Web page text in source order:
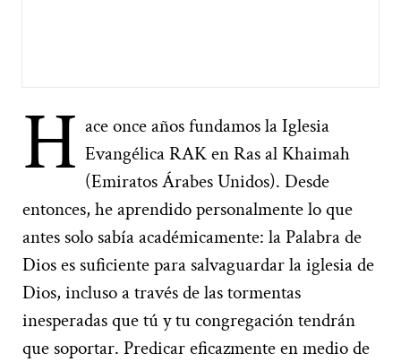
H ace once años fundamos la Iglesia
Evangélica RAK en Ras al Khaimah
(Emiratos Árabes Unidos). Desde
entonces, he aprendido personalmente lo que
antes solo sabía académicamente: la Palabra de
Dios es suficiente para salvaguardar la iglesia de
Dios, incluso a través de las tormentas
inesperadas que tú y tu congregación tendrán
que soportar. Predicar eficazmente en medio de